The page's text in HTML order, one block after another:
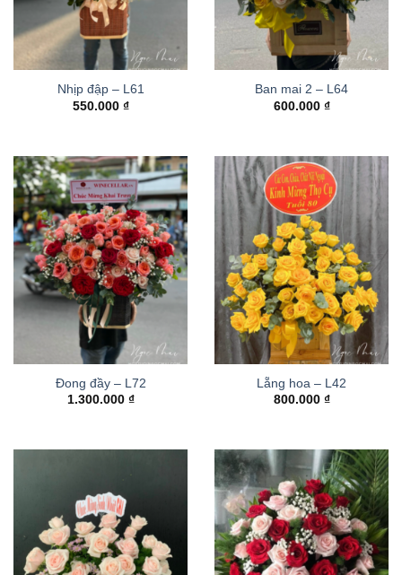
Nhịp đập – L61
550.000 ₫
Ban mai 2 – L64
600.000 ₫
Đong đầy – L72
1.300.000 ₫
Lẵng hoa – L42
800.000 ₫